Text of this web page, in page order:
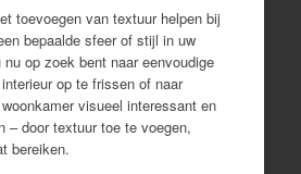
toevoegen van textuur helpen bij
bepaalde sfeer of stijl in uw
op zoek bent naar eenvoudige
op te frissen of naar
visueel interessant en
– door textuur toe te voegen,
bereiken.